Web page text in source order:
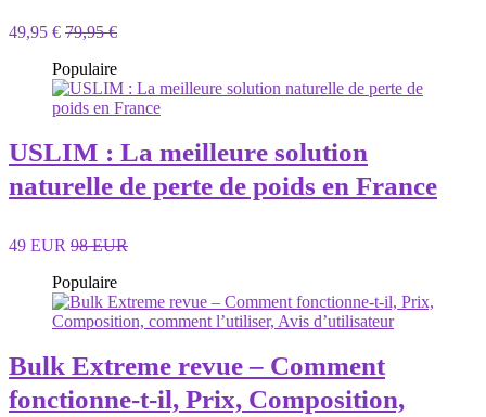
49,95 € 79,95 €
Populaire
USLIM : La meilleure solution
naturelle de perte de poids en France
49 EUR 98 EUR
Populaire
Bulk Extreme revue – Comment
fonctionne-t-il, Prix, Composition,